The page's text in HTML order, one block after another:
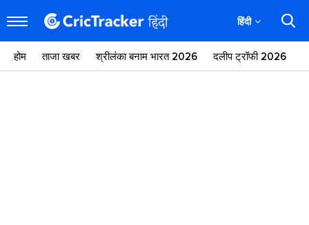
हिंदी
होम ताजा खबर श्रीलंका बनाम भारत 2026 दलीप ट्रॉफी 2026